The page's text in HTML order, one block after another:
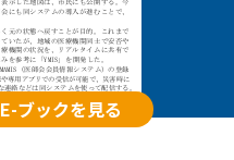
E-ブックを見る